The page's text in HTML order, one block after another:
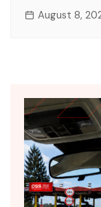
August 8,